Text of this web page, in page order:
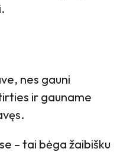
nes gauni
ir gauname
– tai bėga žaibišku